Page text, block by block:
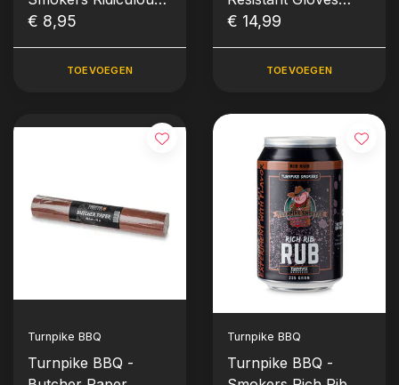
Chicken Rub (235
€ 8,95
TOEVOEGEN
(Handschoenen)
€ 14,99
TOEVOEGEN
Turnpike BBQ
Turnpike BBQ -
Turnpike BBQ
Turnpike BBQ -